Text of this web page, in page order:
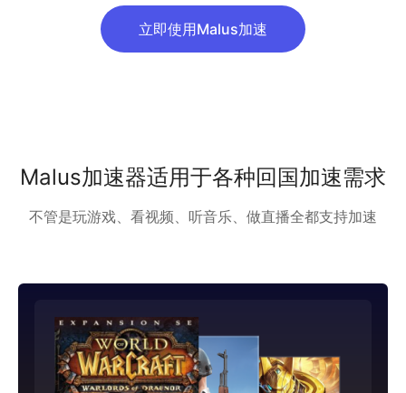
立即使用Malus加速
Malus加速器适用于各种回国加速需求
不管是玩游戏、看视频、听音乐、做直播全都支持加速